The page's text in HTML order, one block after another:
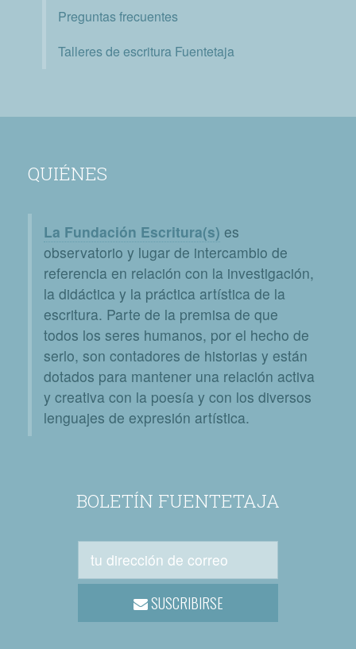
Preguntas frecuentes
Talleres de escritura Fuentetaja
QUIÉNES
La Fundación Escritura(s) es
observatorio y lugar de intercambio de
referencia en relación con la investigación,
la didáctica y la práctica artística de la
escritura. Parte de la premisa de que
todos los seres humanos, por el hecho de
serlo, son contadores de historias y están
dotados para mantener una relación activa
y creativa con la poesía y con los diversos
lenguajes de expresión artística.
BOLETÍN FUENTETAJA
SUSCRIBIRSE